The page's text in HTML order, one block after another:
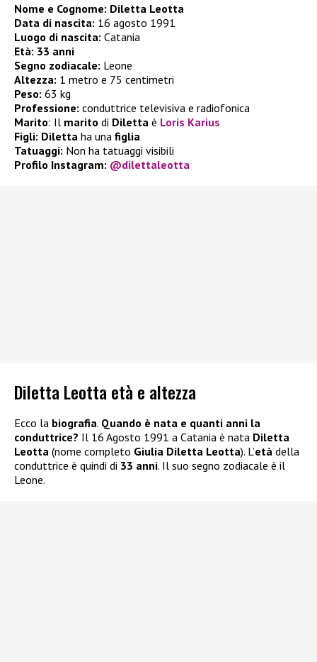
Nome e Cognome: Diletta Leotta
Data di nascita: 16 agosto 1991
Luogo di nascita: Catania
Età: 33 anni
Segno zodiacale: Leone
Altezza: 1 metro e 75 centimetri
Peso: 63 kg
Professione: conduttrice televisiva e radiofonica
Marito: Il marito di Diletta è Loris Karius
Figli: Diletta ha una figlia
Tatuaggi: Non ha tatuaggi visibili
Profilo Instagram: @dilettaleotta
Diletta Leotta età e altezza
Ecco la biografia. Quando è nata e quanti anni la
conduttrice? Il 16 Agosto 1991 a Catania è nata Diletta
Leotta (nome completo Giulia Diletta Leotta). L’età della
conduttrice è quindi di 33 anni. Il suo segno zodiacale è il
Leone.